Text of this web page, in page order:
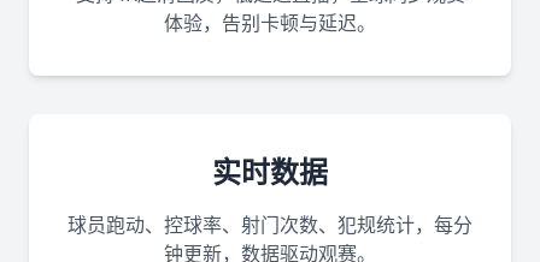
体验，告别卡顿与延迟。
实时数据
球员跑动、控球率、射门次数、犯规统计，每分
钟更新，数据驱动观赛。